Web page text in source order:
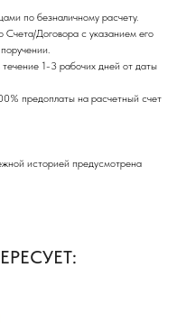
по безналичному расчету.
Счета/Договора с указанием его
1-3 рабочих дней от даты
предоплаты на расчетный счет
историей предусмотрена